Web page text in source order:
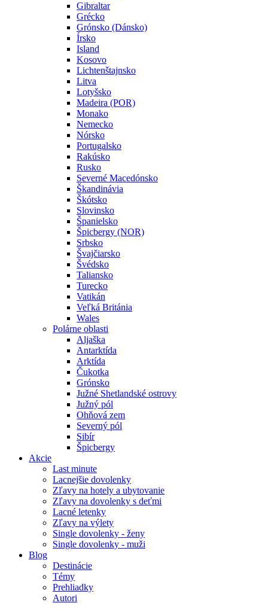
Gibraltar
Grécko
Grónsko (Dánsko)
Írsko
Island
Kosovo
Lichtenštajnsko
Litva
Lotyšsko
Madeira (POR)
Monako
Nemecko
Nórsko
Portugalsko
Rakúsko
Rusko
Severné Macedónsko
Škandinávia
Škótsko
Slovinsko
Španielsko
Špicbergy (NOR)
Srbsko
Švajčiarsko
Švédsko
Taliansko
Turecko
Vatikán
Veľká Británia
Wales
Polárne oblasti
Aljaška
Antarktída
Arktída
Čukotka
Grónsko
Južné Shetlandské ostrovy
Južný pól
Ohňová zem
Severný pól
Sibír
Špicbergy
Akcie
Last minute
Lacnejšie dovolenky
Zľavy na hotely a ubytovanie
Zľavy na dovolenky s deťmi
Lacné letenky
Zľavy na výlety
Single dovolenky - ženy
Single dovolenky - muži
Blog
Destinácie
Témy
Prehliadky
Autori